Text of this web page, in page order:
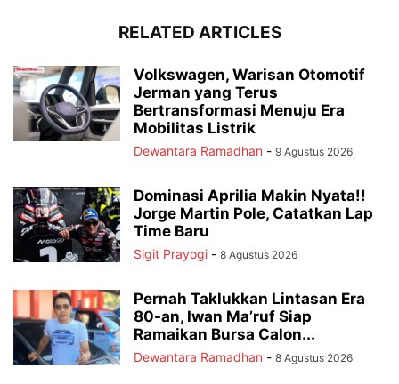
RELATED ARTICLES
Volkswagen, Warisan Otomotif
Jerman yang Terus
Bertransformasi Menuju Era
Mobilitas Listrik
Dewantara Ramadhan - 9 Agustus 2026
Dominasi Aprilia Makin Nyata!!
Jorge Martin Pole, Catatkan Lap
Time Baru
Sigit Prayogi - 8 Agustus 2026
Pernah Taklukkan Lintasan Era
80-an, Iwan Ma’ruf Siap
Ramaikan Bursa Calon...
Dewantara Ramadhan - 8 Agustus 2026